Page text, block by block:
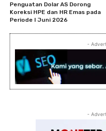
Penguatan Dolar AS Dorong
Koreksi HPE dan HR Emas pada
Periode I Juni 2026
-
-